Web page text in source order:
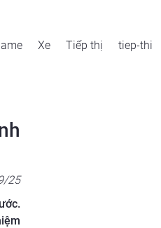
Xe Tiếp thị tiep-thi
25